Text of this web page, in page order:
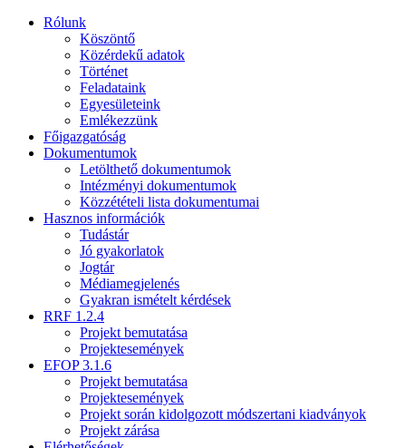
Rólunk
Köszöntő
Közérdekű adatok
Történet
Feladataink
Egyesületeink
Emlékezzünk
Főigazgatóság
Dokumentumok
Letölthető dokumentumok
Intézményi dokumentumok
Közzétételi lista dokumentumai
Hasznos információk
Tudástár
Jó gyakorlatok
Jogtár
Médiamegjelenés
Gyakran ismételt kérdések
RRF 1.2.4
Projekt bemutatása
Projektesemények
EFOP 3.1.6
Projekt bemutatása
Projektesemények
Projekt során kidolgozott módszertani kiadványok
Projekt zárása